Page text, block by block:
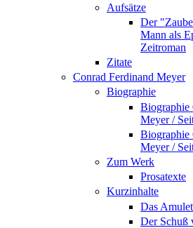
Aufsätze
Der
Mann als
Zeitroman
Zitate
Conrad Ferdinand Meyer
Biographie
Biographie
Meyer /
Biographie
Meyer /
Zum Werk
Prosatexte
Kurzinhalte
Das
Der Schuß